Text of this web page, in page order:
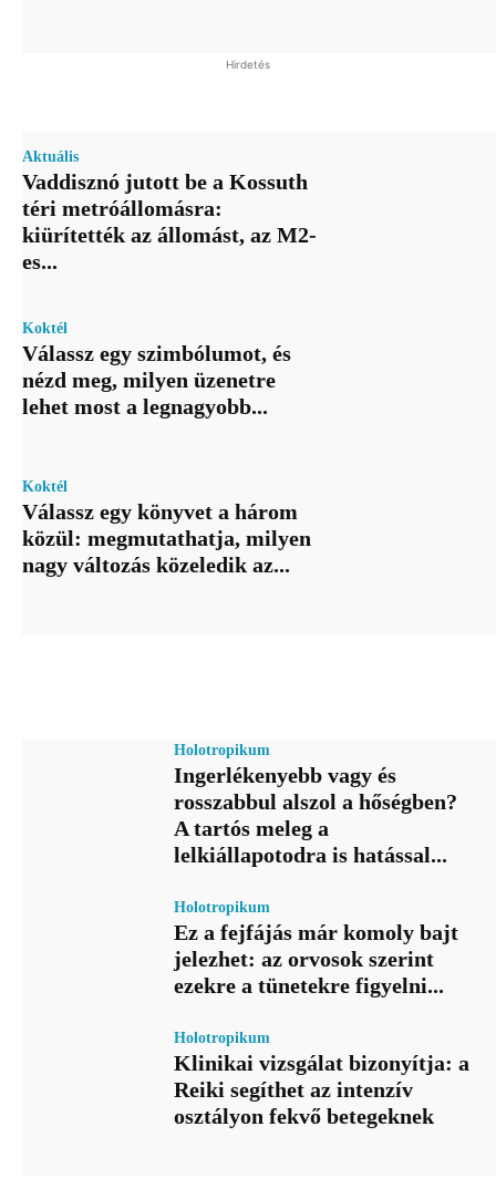
Hirdetés
Aktuális
Vaddisznó jutott be a Kossuth
téri metróállomásra:
kiürítették az állomást, az M2-
es...
Koktél
Válassz egy szimbólumot, és
nézd meg, milyen üzenetre
lehet most a legnagyobb...
Koktél
Válassz egy könyvet a három
közül: megmutathatja, milyen
nagy változás közeledik az...
Holotropikum
Ingerlékenyebb vagy és
rosszabbul alszol a hőségben?
A tartós meleg a
lelkiállapotodra is hatással...
Holotropikum
Ez a fejfájás már komoly bajt
jelezhet: az orvosok szerint
ezekre a tünetekre figyelni...
Holotropikum
Klinikai vizsgálat bizonyítja: a
Reiki segíthet az intenzív
osztályon fekvő betegeknek